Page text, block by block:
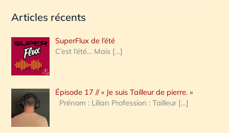
c
e
r
c
h
e
Articles récents
SuperFlux de l’été
C’est l’été… Mais […]
Épisode 17 // « Je suis Tailleur de pierre. »
Prénom : Lilian Profession : Tailleur […]